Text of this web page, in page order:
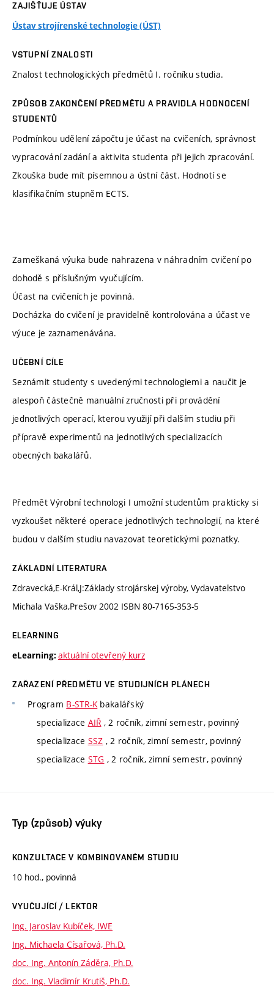
ZAJIŠŤUJE ÚSTAV
Ústav strojírenské technologie (ÚST)
VSTUPNÍ ZNALOSTI
Znalost technologických předmětů I. ročníku studia.
ZPŮSOB ZAKONČENÍ PŘEDMĚTU A PRAVIDLA HODNOCENÍ
STUDENTŮ
Podmínkou udělení zápočtu je účast na cvičeních, správnost
vypracování zadání a aktivita studenta při jejich zpracování.
Zkouška bude mít písemnou a ústní část. Hodnotí se
klasifikačním stupněm ECTS.
Zameškaná výuka bude nahrazena v náhradním cvičení po
dohodě s příslušným vyučujícím.
Účast na cvičeních je povinná.
Docházka do cvičení je pravidelně kontrolována a účast ve
výuce je zaznamenávána.
UČEBNÍ CÍLE
Seznámit studenty s uvedenými technologiemi a naučit je
alespoň částečně manuální zručnosti při provádění
jednotlivých operací, kterou využijí při dalším studiu při
přípravě experimentů na jednotlivých specializacích
obecných bakalářů.
Předmět Výrobní technologi I umožní studentům prakticky si
vyzkoušet některé operace jednotlivých technologií, na které
budou v dalším studiu navazovat teoretickými poznatky.
ZÁKLADNÍ LITERATURA
Zdravecká,E-Král,J:Základy strojárskej výroby, Vydavatelstvo
Michala Vaška,Prešov 2002 ISBN 80-7165-353-5
ELEARNING
eLearning: aktuální otevřený kurz
ZAŘAZENÍ PŘEDMĚTU VE STUDIJNÍCH PLÁNECH
Program B-STR-Kbakalářský
specializace AIŘ , 2 ročník, zimní semestr, povinný
specializace SSZ , 2 ročník, zimní semestr, povinný
specializace STG , 2 ročník, zimní semestr, povinný
Typ (způsob) výuky
KONZULTACE V KOMBINOVANÉM STUDIU
10 hod., povinná
VYUČUJÍCÍ / LEKTOR
Ing. Jaroslav Kubíček, IWE
Ing. Michaela Císařová, Ph.D.
doc. Ing. Antonín Záděra, Ph.D.
doc. Ing. Vladimír Krutiš, Ph.D.